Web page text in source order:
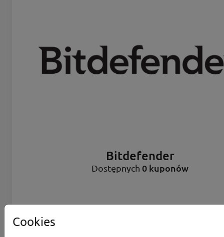
Bitdefender
Dostępnych 0 kuponów
Cookies